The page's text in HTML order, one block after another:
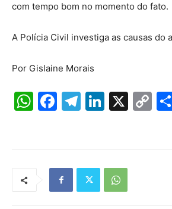
com tempo bom no momento do fato.
A Polícia Civil investiga as causas do
Por Gislaine Morais
W F
b
o
T
a
m
Li
dI
n
X
C